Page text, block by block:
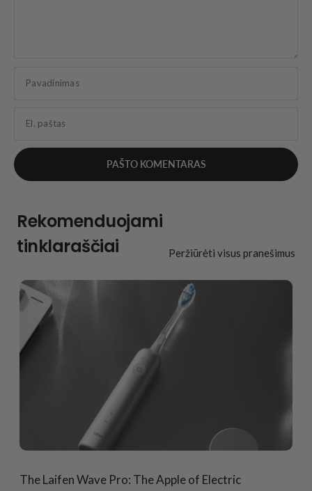
Pavadinimas
El. paštas
Rekomenduojami
tinklaraščiai
Peržiūrėti visus pranešimus
The Laifen Wave Pro: The Apple of Electric